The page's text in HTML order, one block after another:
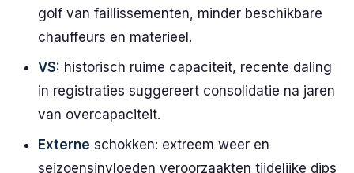
golf van faillissementen, minder beschikbare
chauffeurs en materieel.
VS: historisch ruime capaciteit, recente daling
in registraties suggereert consolidatie na jaren
van overcapaciteit.
Externe schokken: extreem weer en
seizoensinvloeden veroorzaakten tijdelijke dips